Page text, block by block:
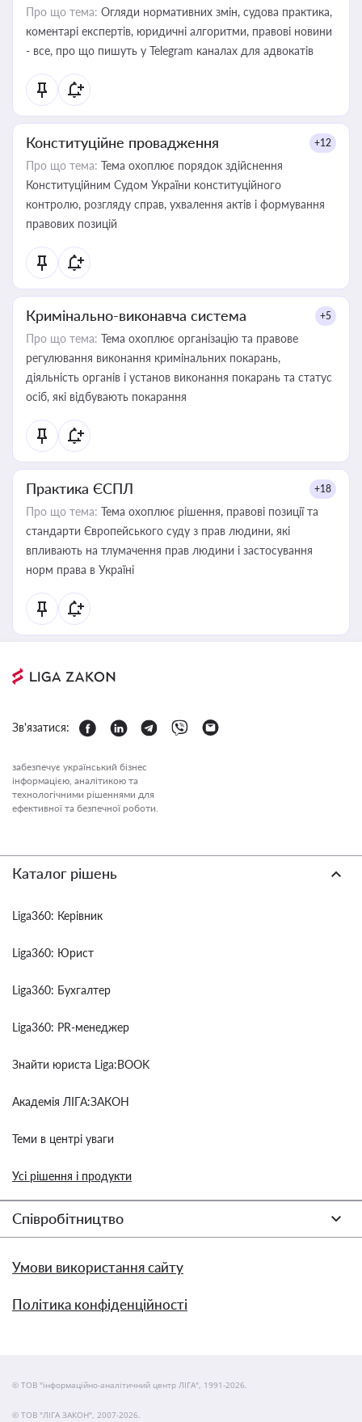
Про що тема: Огляди нормативних змін, судова практика,
коментарі експертів, юридичні алгоритми, правові новини
- все, про що пишуть у Telegram каналах для адвокатів
Конституційне провадження +12
Про що тема: Тема охоплює порядок здійснення
Конституційним Судом України конституційного
контролю, розгляду справ, ухвалення актів і формування
правових позицій
Кримінально-виконавча система +5
Про що тема: Тема охоплює організацію та правове
регулювання виконання кримінальних покарань,
діяльність органів і установ виконання покарань та статус
осіб, які відбувають покарання
Практика ЄСПЛ +18
Про що тема: Тема охоплює рішення, правові позиції та
стандарти Європейського суду з прав людини, які
впливають на тлумачення прав людини і застосування
норм права в Україні
Зв'язатися:
забезпечує український бізнес
інформацією, аналітикою та
технологічними рішеннями для
ефективної та безпечної роботи.
Каталог рішень
Liga360: Керівник
Liga360: Юрист
Liga360: Бухгалтер
Liga360: PR-менеджер
Знайти юриста Liga:BOOK
Академія ЛІГА:ЗАКОН
Теми в центрі уваги
Усі рішення і продукти
Співробітництво
Умови використання сайту
Політика конфіденційності
© ТОВ "інформаційно-аналітичний центр ЛІГА", 1991-2026.
© ТОВ "ЛІГА ЗАКОН", 2007-2026.